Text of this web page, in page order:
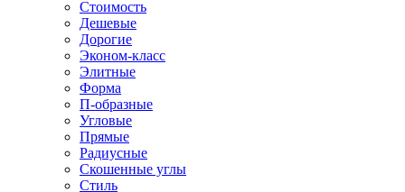
Стоимость
Дешевые
Дорогие
Эконом-класс
Элитные
Форма
П-образные
Угловые
Прямые
Радиусные
Скошенные углы
Стиль